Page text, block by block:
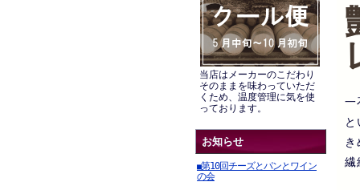
当店はメーカーのこだわり
そのままを味わっていただ
くため、温度管理に気を使
っております。
お知らせ
■第10回チーズとパンとワイン
の会
一
繊